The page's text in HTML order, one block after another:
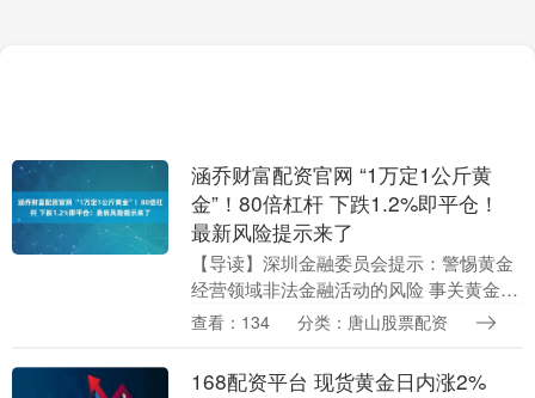
涵乔财富配资官网 “1万定1公斤黄
金”！80倍杠杆 下跌1.2%即平仓！
最新风险提示来了
【导读】深圳金融委员会提示：警惕黄金
经营领域非法金融活动的风险 事关黄金，
最新风险提示来了！ 11月24日，深圳市委
营领域非....
查看：134 分类：唐山股票配资
168配资平台 现货黄金日内涨2%